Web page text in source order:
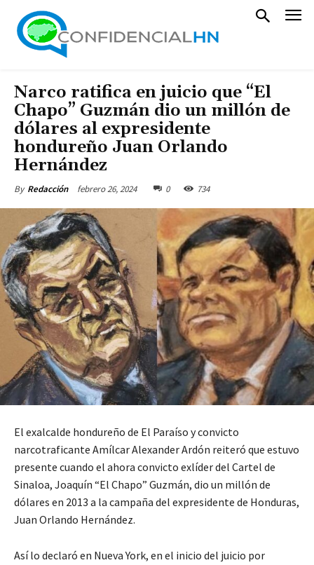
Narco ratifica en juicio que “El
Chapo” Guzmán dio un millón de
dólares al expresidente
hondureño Juan Orlando
Hernández
By Redacción febrero 26, 2024 0 734
El exalcalde hondureño de El Paraíso y convicto
narcotraficante Amílcar Alexander Ardón reiteró que estuvo
presente cuando el ahora convicto exlíder del Cartel de
Sinaloa, Joaquín “El Chapo” Guzmán, dio un millón de
dólares en 2013 a la campaña del expresidente de Honduras,
Juan Orlando Hernández.
Así lo declaró en Nueva York, en el inicio del juicio por